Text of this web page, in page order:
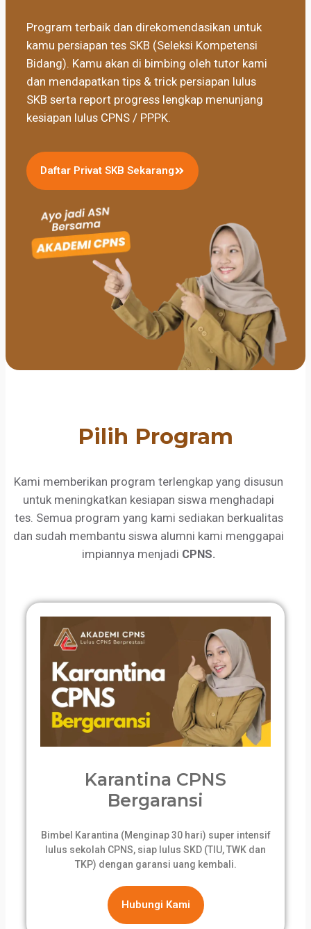
Program terbaik dan direkomendasikan untuk
kamu persiapan tes SKB (Seleksi Kompetensi
Bidang). Kamu akan di bimbing oleh tutor kami
dan mendapatkan tips & trick persiapan lulus
SKB serta report progress lengkap menunjang
kesiapan lulus CPNS / PPPK.
Daftar Privat SKB Sekarang
Pilih Program
Kami memberikan program terlengkap yang disusun
untuk meningkatkan kesiapan siswa menghadapi
tes. Semua program yang kami sediakan berkualitas
dan sudah membantu siswa alumni kami menggapai
impiannya menjadi CPNS.
Karantina CPNS
Bergaransi
Bimbel Karantina (Menginap 30 hari) super intensif
lulus sekolah CPNS, siap lulus SKD (TIU, TWK dan
TKP) dengan garansi uang kembali.
Hubungi Kami